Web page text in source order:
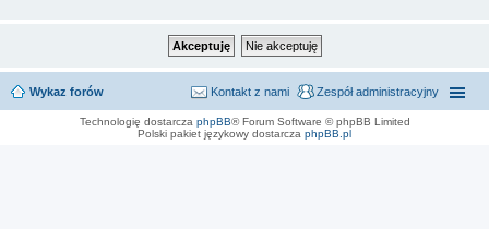
Wykaz forów Zespół administracyjny
Kontakt z nami
Technologię dostarcza phpBB® Forum Software © phpBB Limited
Polski pakiet językowy dostarcza phpBB.pl